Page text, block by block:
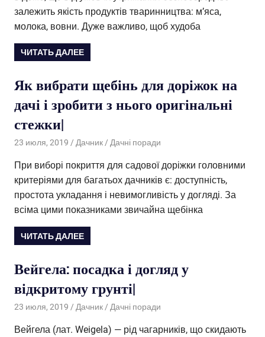
залежить якість продуктів тваринництва: м’яса,
молока, вовни. Дуже важливо, щоб худоба
ЧИТАТЬ ДАЛЕЕ
Як вибрати щебінь для доріжок на
дачі і зробити з нього оригінальні
стежки|
23 июля, 2019 Дачник Дачні поради
При виборі покриття для садової доріжки головними
критеріями для багатьох дачників є: доступність,
простота укладання і невимогливість у догляді. За
всіма цими показниками звичайна щебінка
ЧИТАТЬ ДАЛЕЕ
Вейгела: посадка і догляд у
відкритому грунті|
23 июля, 2019 Дачник Дачні поради
Вейгела (лат. Weigela) — рід чагарників, що скидають